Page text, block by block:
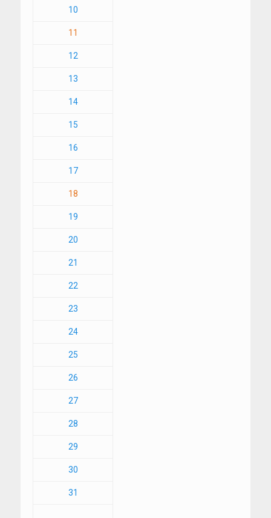
10
11
12
13
14
15
16
17
18
19
20
21
22
23
24
25
26
27
28
29
30
31